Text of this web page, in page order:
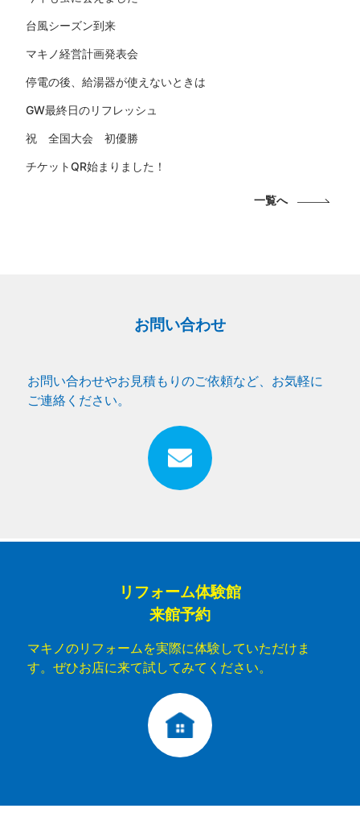
台風シーズン到来
マキノ経営計画発表会
停電の後、給湯器が使えないときは
GW最終日のリフレッシュ
祝 全国大会 初優勝
チケットQR始まりました！
一覧へ
お問い合わせ
お問い合わせやお見積もりのご依頼など、お気軽に
ご連絡ください。
リフォーム体験館
来館予約
マキノのリフォームを実際に体験していただけま
す。ぜひお店に来て試してみてください。